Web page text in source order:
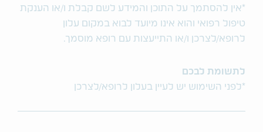
*אין להסתמך על התוכן והמידע לשם קבלת ו/או הענקת
טיפול רפואי והוא אינו מיועד לבוא במקום עלון
לרופא/לצרכן ו/או התייעצות עם רופא מוסמך.
לתשומת לבכם
*לפני השימוש יש לעיין בעלון לרופא/לצרכן